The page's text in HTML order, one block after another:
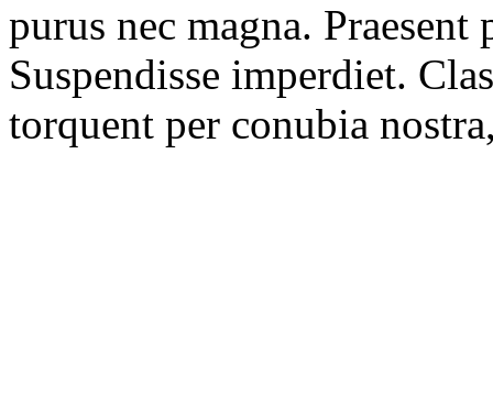
purus nec magna.
Suspendisse imperdiet.
torquent per conubia